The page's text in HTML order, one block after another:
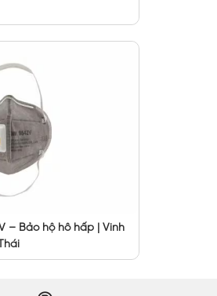
– Bảo hộ hô hấp | Vinh
Thái